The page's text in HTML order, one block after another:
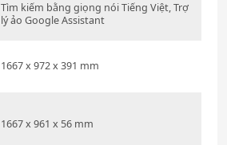
Tìm kiếm bằng giọng nói Tiếng Việt, Trợ
lý ảo Google Assistant
1667 x 972 x 391 mm
1667 x 961 x 56 mm